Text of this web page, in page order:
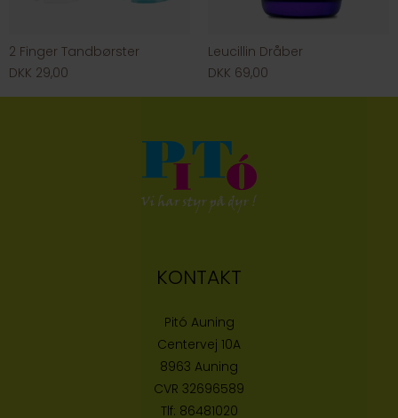
2 Finger Tandbørster
DKK 29,00
Leucillin Dråber
DKK 69,00
KONTAKT
Pitó Auning
Centervej 10A
8963 Auning
CVR 32696589
Tlf: 86481020